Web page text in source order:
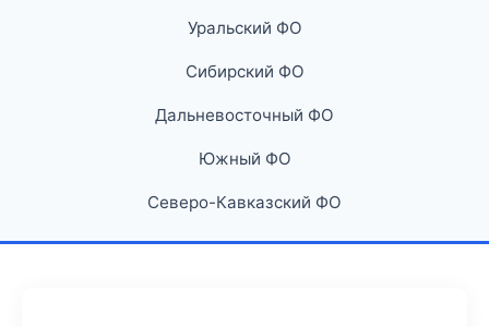
Уральский ФО
Сибирский ФО
Дальневосточный ФО
Южный ФО
Северо-Кавказский ФО